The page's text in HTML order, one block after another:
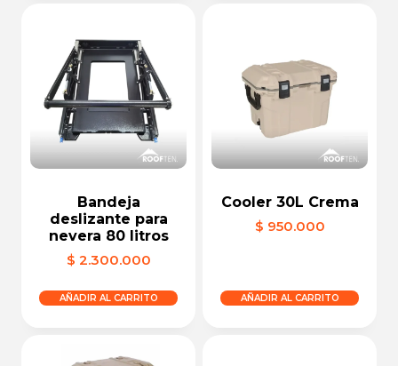
Bandeja
deslizante para
nevera 80 litros
$ 2.300.000
AÑADIR AL CARRITO
Cooler 30L Crema
$ 950.000
AÑADIR AL CARRITO